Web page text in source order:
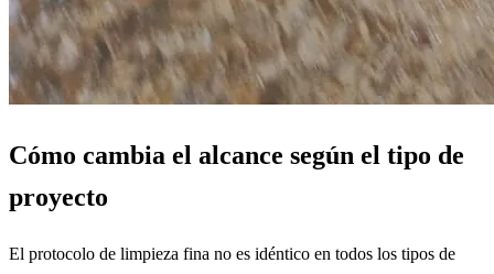
Cómo cambia el alcance según el tipo de
proyecto
El protocolo de limpieza fina no es idéntico en todos los tipos de